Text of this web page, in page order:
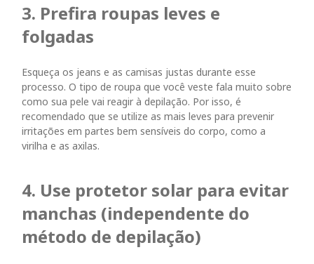
3. Prefira roupas leves e
folgadas
Esqueça os jeans e as camisas justas durante esse
processo. O tipo de roupa que você veste fala muito sobre
como sua pele vai reagir à depilação. Por isso, é
recomendado que se utilize as mais leves para prevenir
irritações em partes bem sensíveis do corpo, como a
virilha e as axilas.
4. Use protetor solar para evitar
manchas (independente do
método de depilação)